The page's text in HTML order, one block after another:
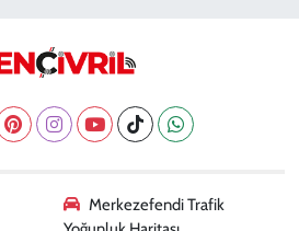
Merkezefendi Trafik